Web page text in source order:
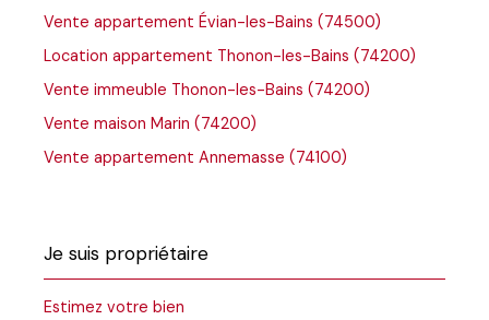
Vente appartement Évian-les-Bains (74500)
Location appartement Thonon-les-Bains (74200)
Vente immeuble Thonon-les-Bains (74200)
Vente maison Marin (74200)
Vente appartement Annemasse (74100)
Je suis propriétaire
Estimez votre bien